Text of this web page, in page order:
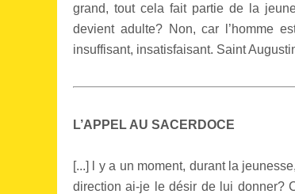
grand, tout cela fait partie de la
devient adulte? Non, car l’homme
insuffisant, insatisfaisant. Saint
L’APPEL AU SACERDOCE
[...] l y a un moment, durant la
direction ai-je le désir de lui donner?